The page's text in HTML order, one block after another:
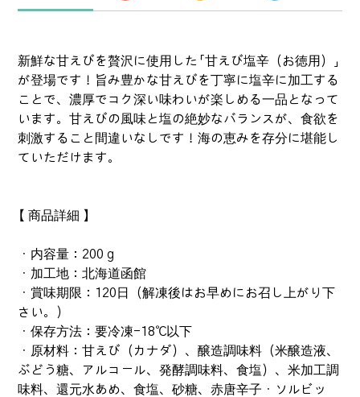
新鮮な甘えびを贅沢に使用した「甘えび塩辛（お徳用）」
が登場です！旨み豊かな甘えびを丁寧に塩辛に加工する
ことで、濃厚でコク深い味わいが楽しめる一品となって
います。甘えびの風味と塩の絶妙なバランスが、食欲を
刺激すること間違いなしです！海の恵みを存分に堪能し
ていただけます。
【 商品詳細 】
・内容量：200ｇ
・加工地：北海道函館
・賞味期限：120日（解凍後はお早めにお召し上がり下
さい。）
・保存方法：要冷凍-18℃以下
・原材料：甘えび（カナダ）、醸造調味料（米醸造液、
ぶどう糖、アルコール、発酵調味料、食塩）、米加工調
味料、還元水あめ、食塩、砂糖、赤唐辛子・ソルビッ